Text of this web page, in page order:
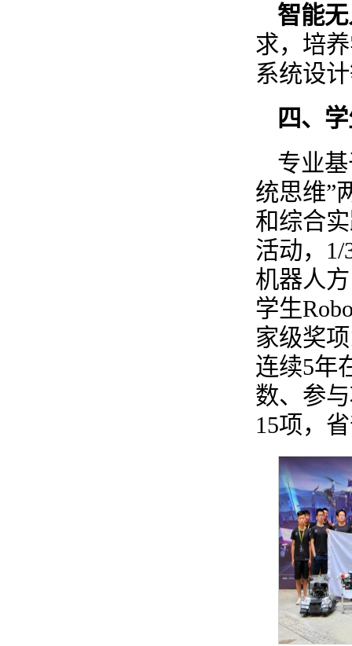
智能
求，培
系统设
四、
专业
统思维”
和综合
活动，
机器人
学生
家级奖
连续5年
数、参
15项，